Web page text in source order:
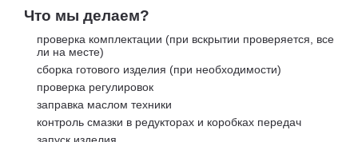
Что мы делаем?
проверка комплектации (при вскрытии проверяется, все
ли на месте)
сборка готового изделия (при необходимости)
проверка регулировок
заправка маслом техники
контроль смазки в редукторах и коробках передач